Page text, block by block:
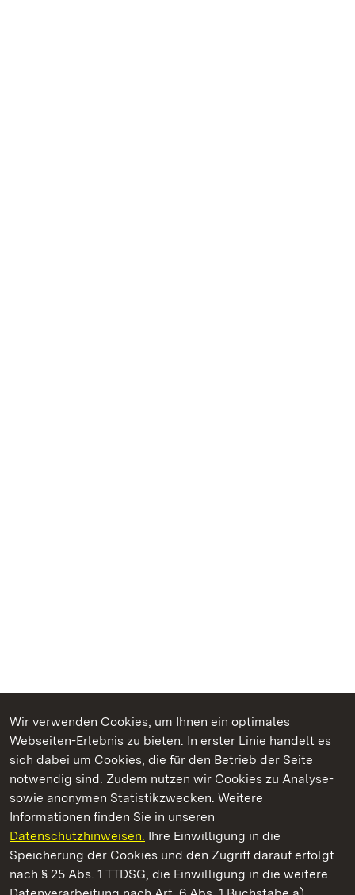
Wir verwenden Cookies, um Ihnen ein optimales
Webseiten-Erlebnis zu bieten. In erster Linie handelt es
sich dabei um Cookies, die für den Betrieb der Seite
notwendig sind. Zudem nutzen wir Cookies zu Analyse-
sowie anonymen Statistikzwecken. Weitere
Informationen finden Sie in unseren
Datenschutzhinweisen. Ihre Einwilligung in die
Speicherung der Cookies und den Zugriff darauf erfolgt
nach § 25 Abs. 1 TTDSG, die Einwilligung in die weitere
Kommen. Staunen. Genießen.
Staatliche Schlösser und Gärten Baden‑Württemberg
Staatliche Schlösser und Gärten Baden-Württemberg